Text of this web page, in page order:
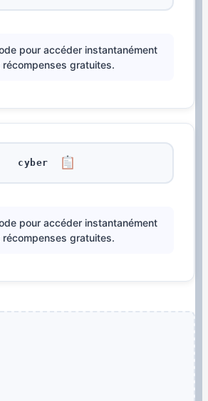
pour accéder instantanément
récompenses gratuites.
cyber
pour accéder instantanément
récompenses gratuites.